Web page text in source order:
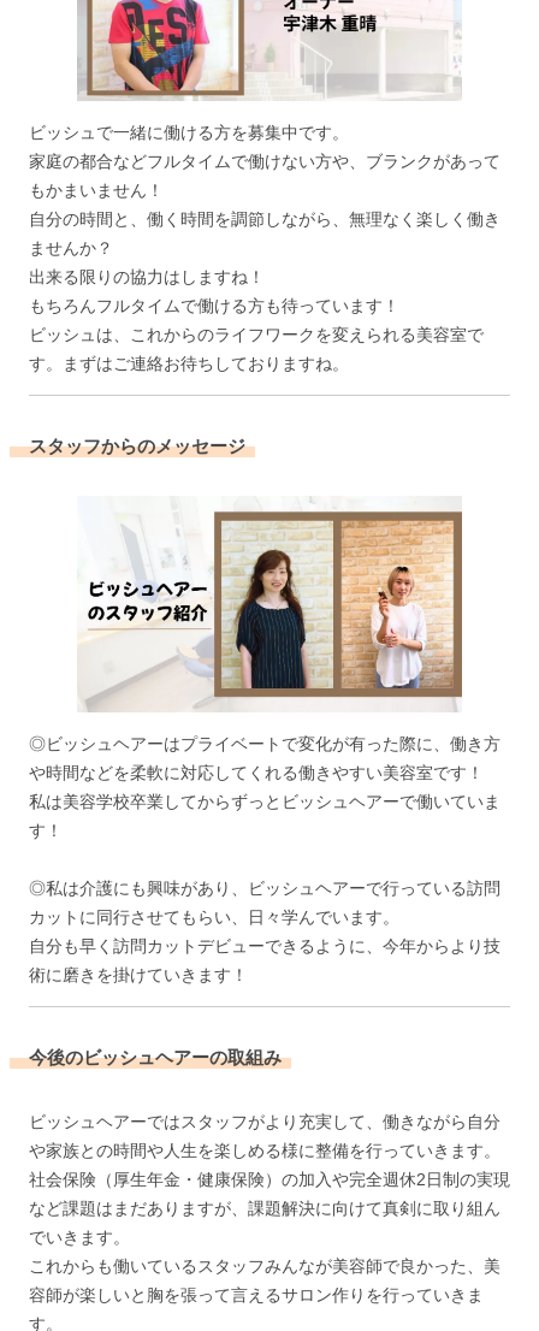
ビッシュで一緒に働ける方を募集中です。
家庭の都合などフルタイムで働けない方や、ブランクがあって
もかまいません！
自分の時間と、働く時間を調節しながら、無理なく楽しく働き
ませんか？
出来る限りの協力はしますね！
もちろんフルタイムで働ける方も待っています！
ビッシュは、これからのライフワークを変えられる美容室で
す。まずはご連絡お待ちしておりますね。
スタッフからのメッセージ
◎ビッシュヘアーはプライベートで変化が有った際に、働き方
や時間などを柔軟に対応してくれる働きやすい美容室です！
私は美容学校卒業してからずっとビッシュヘアーで働いていま
す！
◎私は介護にも興味があり、ビッシュヘアーで行っている訪問
カットに同行させてもらい、日々学んでいます。
自分も早く訪問カットデビューできるように、今年からより技
術に磨きを掛けていきます！
今後のビッシュヘアーの取組み
ビッシュヘアーではスタッフがより充実して、働きながら自分
や家族との時間や人生を楽しめる様に整備を行っていきます。
社会保険（厚生年金・健康保険）の加入や完全週休2日制の実現
など課題はまだありますが、課題解決に向けて真剣に取り組ん
でいきます。
これからも働いているスタッフみんなが美容師で良かった、美
容師が楽しいと胸を張って言えるサロン作りを行っていきま
す。